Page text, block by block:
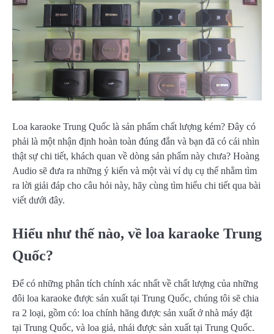
Loa karaoke Trung Quốc là sản phẩm chất lượng kém? Đây có
phải là một nhận định hoàn toàn đúng đắn và bạn đã có cái nhìn
thật sự chi tiết, khách quan về dòng sản phẩm này chưa? Hoàng
Audio sẽ đưa ra những ý kiến và một vài ví dụ cụ thể nhằm tìm
ra lời giải đáp cho câu hỏi này, hãy cùng tìm hiểu chi tiết qua bài
viết dưới đây.
Hiểu như thế nào, về loa karaoke Trung
Quốc?
Để có những phân tích chính xác nhất về chất lượng của những
đôi loa karaoke được sản xuất tại Trung Quốc, chúng tôi sẽ chia
ra 2 loại, gồm có: loa chính hãng được sản xuất ở nhà máy đặt
tại Trung Quốc, và loa giả, nhái được sản xuất tại Trung Quốc.